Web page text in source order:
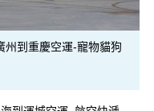
州到重慶空運-寵物貓狗